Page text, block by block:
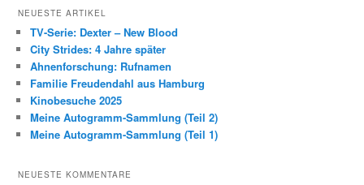
NEUESTE ARTIKEL
TV-Serie: Dexter – New Blood
City Strides: 4 Jahre später
Ahnenforschung: Rufnamen
Familie Freudendahl aus Hamburg
Kinobesuche 2025
Meine Autogramm-Sammlung (Teil 2)
Meine Autogramm-Sammlung (Teil 1)
NEUESTE KOMMENTARE